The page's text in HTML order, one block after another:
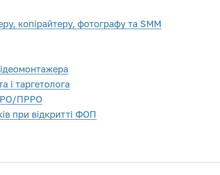
копірайтеру, фотографу та SMM
і таргетолога
ПРРО
при відкритті ФОП